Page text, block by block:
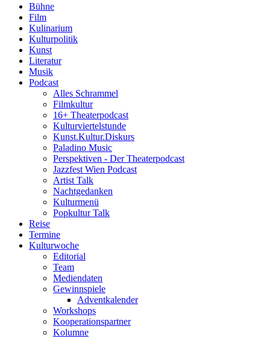
Bühne
Film
Kulinarium
Kulturpolitik
Kunst
Literatur
Musik
Podcast
Alles Schrammel
Filmkultur
16+ Theaterpodcast
Kulturviertelstunde
Kunst.Kultur.Diskurs
Paladino Music
Perspektiven - Der Theaterpodcast
Jazzfest Wien Podcast
Artist Talk
Nachtgedanken
Kulturmenü
Popkultur Talk
Reise
Termine
Kulturwoche
Editorial
Team
Mediendaten
Gewinnspiele
Adventkalender
Workshops
Kooperationspartner
Kolumne